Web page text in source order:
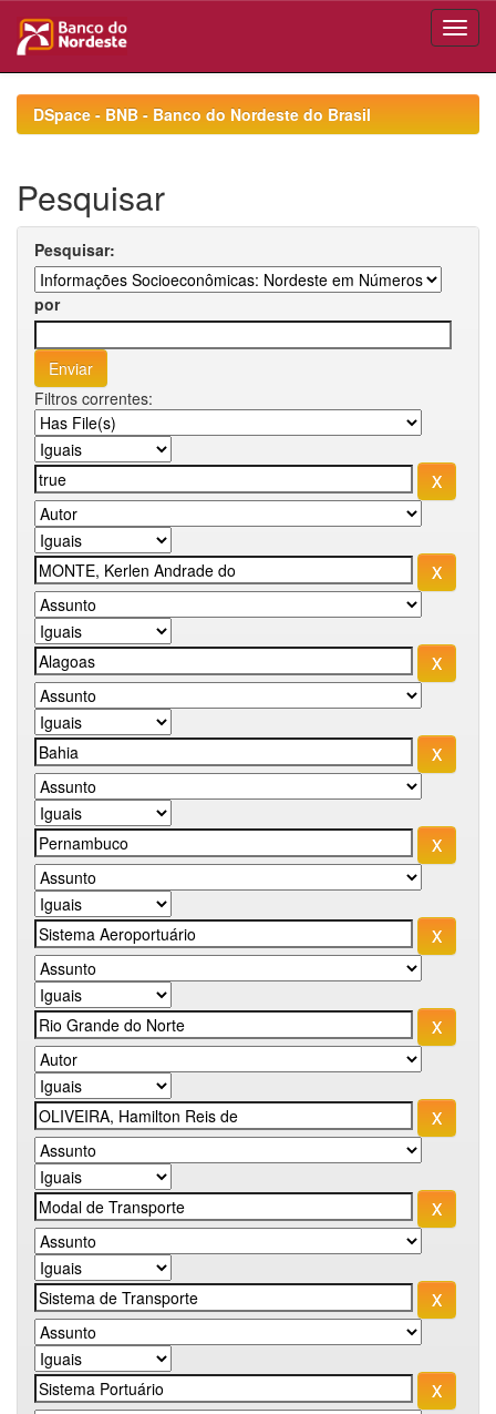
navigationDSpace - BNB - Banco do Nordeste do Brasil
Pesquisar
Pesquisar:
por
Filtros correntes: